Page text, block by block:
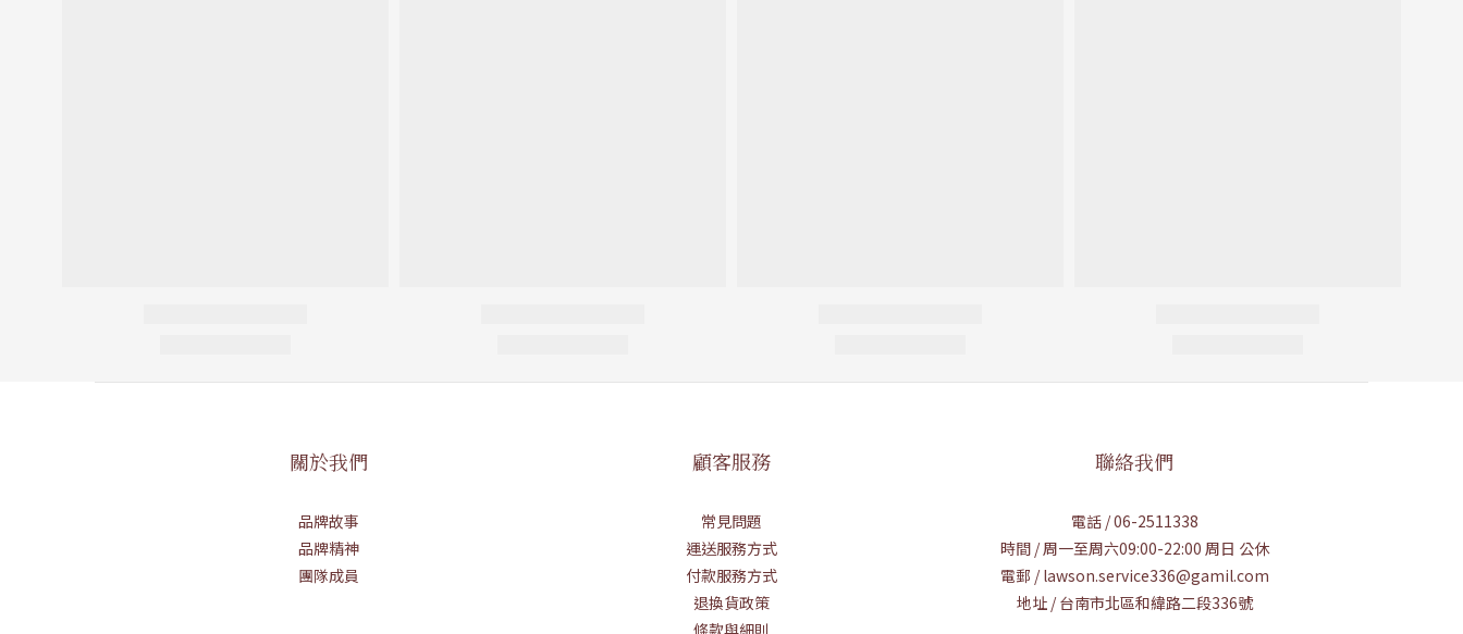
關於我們
品牌故事
品牌精神
團隊成員
顧客服務
常見問題
運送服務方式
付款服務方式
退換貨政策
條款與細則
聯絡我們
電話 / 06-2511338
時間 / 周一至周六09:00-22:00 周日 公休
電郵 / lawson.service336@gamil.com
地址 / 台南市北區和緯路二段336號